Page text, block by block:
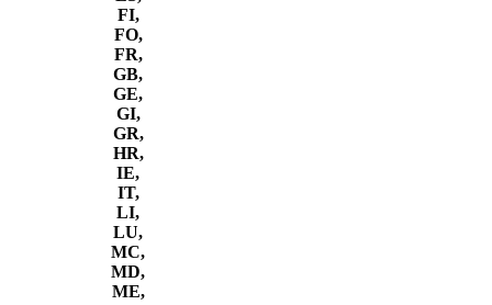
FI,
FO,
FR,
GB,
GE,
GI,
GR,
HR,
IE,
IT,
LI,
LU,
MC,
MD,
ME,